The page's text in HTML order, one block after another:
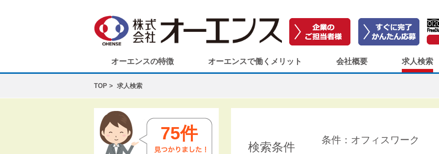
オーエンスの特徴 オーエンスで働くメリット 会社概要 求人検索
TOP 求人検索
75件
検索条件
条件：オフィスワーク